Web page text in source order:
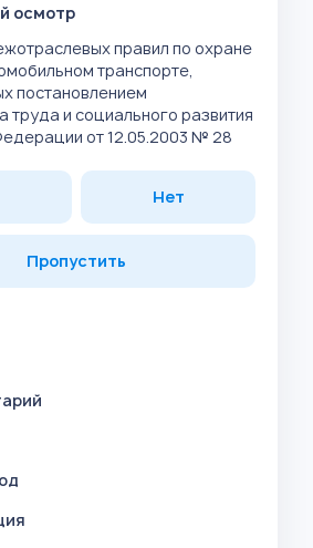
осмотр
правил по охране
транспорте,
постановлением
труда и социального развития
от 12.05.2003 № 28
Нет
Пропустить